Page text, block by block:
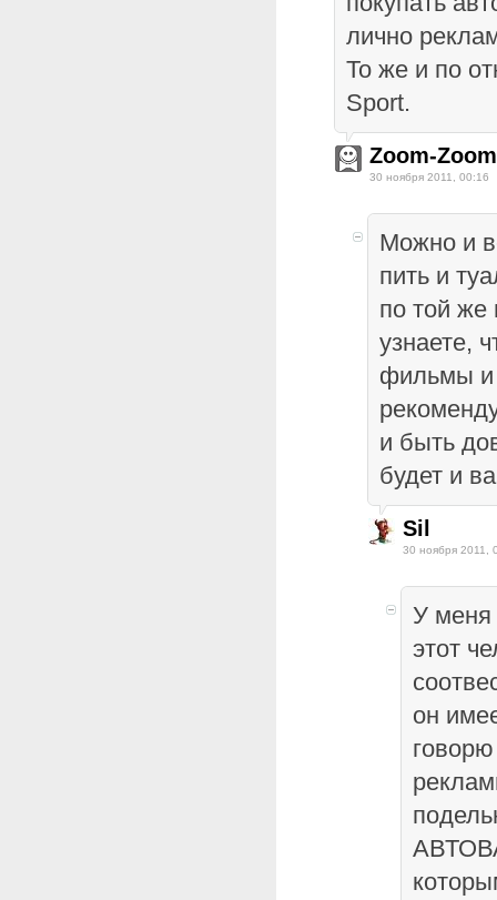
лично
То же и по
Sport.
Zoom-Zoom
30 ноября 2011, 00:16
Можно и
пить и
по той же
узнаете,
фильмы и
и быть
будет и
Sil
30 ноября 2011,
У меня
этот
он